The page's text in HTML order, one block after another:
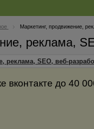
Маркетинг, продвижение,
реклама,
реклама, SEO, веб-
вконтакте до 40